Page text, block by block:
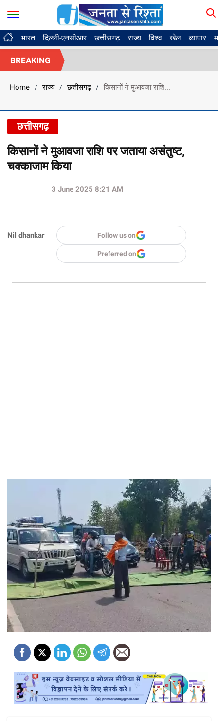
भारत दिल्ली-एनसीआर छत्तीसगढ़ राज्य विश्व खेल व्यापार
BREAKING
Home / राज्य / छत्तीसगढ़ / किसानों ने मुआवजा राशि...
छत्तीसगढ़
किसानों ने मुआवजा राशि पर जताया असंतुष्ट,
चक्काजाम किया
Nil dhankar
3 June 2025 8:21 AM
Follow us on
Preferred on